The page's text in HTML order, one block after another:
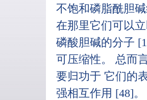
不饱和磷脂酰胆
在那里它们可以
磷酸胆碱的分子
可压缩性。 总而
要归功于 它们的
强相互作用 [48]。